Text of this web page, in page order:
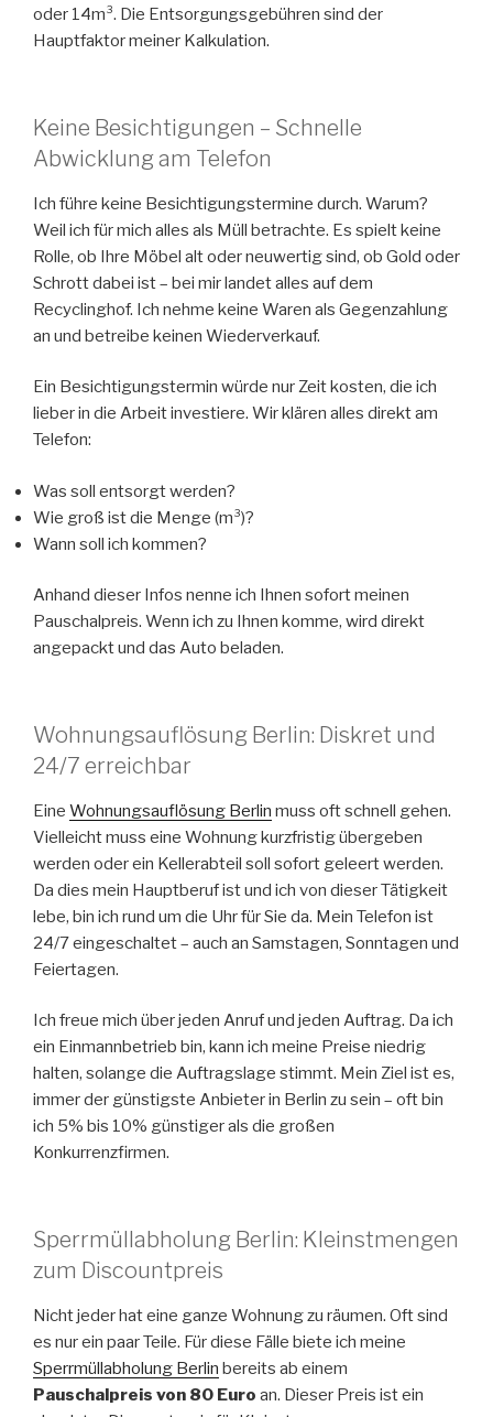
oder 14m³. Die Entsorgungsgebühren sind der
Hauptfaktor meiner Kalkulation.
Keine Besichtigungen – Schnelle
Abwicklung am Telefon
Ich führe keine Besichtigungstermine durch. Warum?
Weil ich für mich alles als Müll betrachte. Es spielt keine
Rolle, ob Ihre Möbel alt oder neuwertig sind, ob Gold oder
Schrott dabei ist – bei mir landet alles auf dem
Recyclinghof. Ich nehme keine Waren als Gegenzahlung
an und betreibe keinen Wiederverkauf.
Ein Besichtigungstermin würde nur Zeit kosten, die ich
lieber in die Arbeit investiere. Wir klären alles direkt am
Telefon:
Was soll entsorgt werden?
Wie groß ist die Menge (m³)?
Wann soll ich kommen?
Anhand dieser Infos nenne ich Ihnen sofort meinen
Pauschalpreis. Wenn ich zu Ihnen komme, wird direkt
angepackt und das Auto beladen.
Wohnungsauflösung Berlin: Diskret und
24/7 erreichbar
Eine Wohnungsauflösung Berlin muss oft schnell gehen.
Vielleicht muss eine Wohnung kurzfristig übergeben
werden oder ein Kellerabteil soll sofort geleert werden.
Da dies mein Hauptberuf ist und ich von dieser Tätigkeit
lebe, bin ich rund um die Uhr für Sie da. Mein Telefon ist
24/7 eingeschaltet – auch an Samstagen, Sonntagen und
Feiertagen.
Ich freue mich über jeden Anruf und jeden Auftrag. Da ich
ein Einmannbetrieb bin, kann ich meine Preise niedrig
halten, solange die Auftragslage stimmt. Mein Ziel ist es,
immer der günstigste Anbieter in Berlin zu sein – oft bin
ich 5% bis 10% günstiger als die großen
Konkurrenzfirmen.
Sperrmüllabholung Berlin: Kleinstmengen
zum Discountpreis
Nicht jeder hat eine ganze Wohnung zu räumen. Oft sind
es nur ein paar Teile. Für diese Fälle biete ich meine
Sperrmüllabholung Berlin bereits ab einem
Pauschalpreis von 80 Euro an. Dieser Preis ist ein